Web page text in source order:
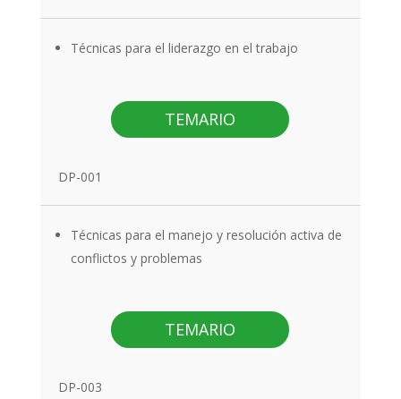
Técnicas para el liderazgo en el trabajo
TEMARIO
DP-001
Técnicas para el manejo y resolución activa de
conflictos y problemas
TEMARIO
DP-003